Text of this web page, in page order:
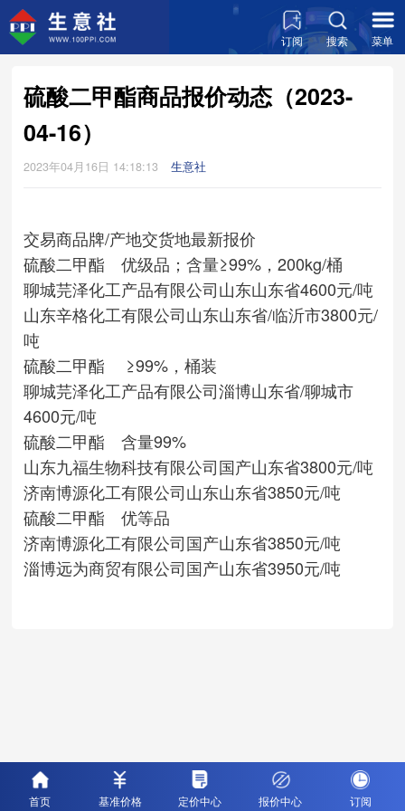
订阅 搜索 菜单
硫酸二甲酯商品报价动态（2023-
04-16）
2023年04月16日 14:18:13 生意社
交易商品牌/产地交货地最新报价
硫酸二甲酯 优级品；含量≥99%，200kg/桶
聊城芫泽化工产品有限公司山东山东省4600元/吨
山东辛格化工有限公司山东山东省/临沂市3800元/
吨
硫酸二甲酯 ≥99%，桶装
聊城芫泽化工产品有限公司淄博山东省/聊城市
4600元/吨
硫酸二甲酯 含量99%
山东九福生物科技有限公司国产山东省3800元/吨
济南博源化工有限公司山东山东省3850元/吨
硫酸二甲酯 优等品
济南博源化工有限公司国产山东省3850元/吨
淄博远为商贸有限公司国产山东省3950元/吨
首页 基准价格 定价中心 报价中心 订阅